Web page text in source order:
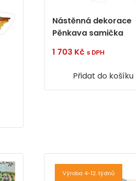
Nástěnná dekorace
Pěnkava samička
1 703 Kč s DPH
Přidat do košíku
Výroba 4-12. týdnů